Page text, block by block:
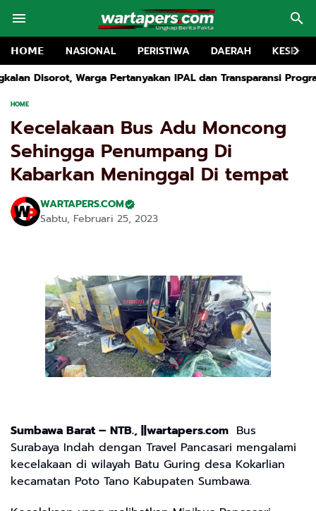
𝗛𝗢𝗠𝗘 NASIONAL PERISTIWA DAERAH
IPAL dan Transparansi Program Makan Bergizi Gratis
HOME
Kecelakaan Bus Adu Moncong
Sehingga Penumpang Di
Kabarkan Meninggal Di tempat
WARTAPERS.COM
Sabtu, Februari 25, 2023
Sumbawa Barat – NTB., ||wartapers.com Bus
Surabaya Indah dengan Travel Pancasari mengalami
kecelakaan di wilayah Batu Guring desa Kokarlian
kecamatan Poto Tano Kabupaten Sumbawa.